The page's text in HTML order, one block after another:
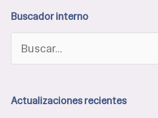
Buscador interno
u
c
Actualizaciones recientes